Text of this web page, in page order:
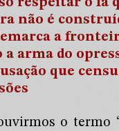
respeitar o fã
não é
a
a arma do
que
o termo